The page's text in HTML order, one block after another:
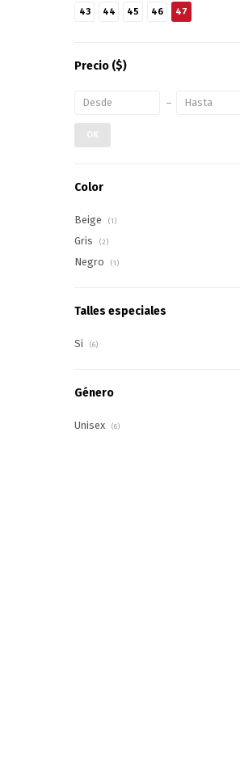
43 44 45 46 47
Precio ($)
OK
Color
Beige (1)
Gris (2)
Negro (1)
Talles especiales
Si (6)
Género
Unisex (6)